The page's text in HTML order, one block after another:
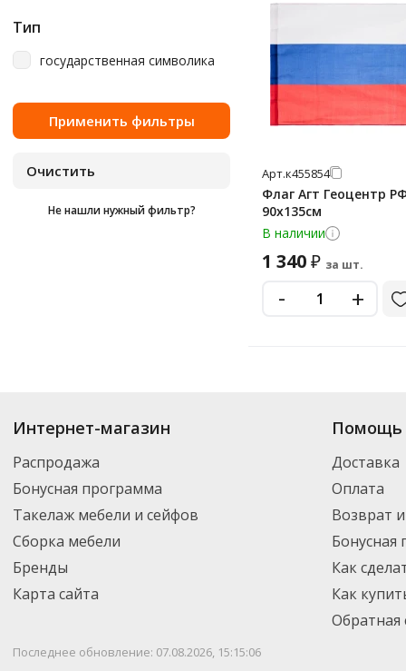
Тип
государственная символика
Не нашли нужный фильтр?
Арт.к455854
Флаг Агт Геоцентр
90х135см
В наличии
1 340₽ за шт.
- +
Купить
. В ассортименте
можете выбрать нужный товар и добавить его в корзину для
партнерской транспортной компанией DPD. Для постоянных
Интернет-магазин
Распродажа
Бонусная программа
Такелаж мебели и сейфов
Сборка мебели
Бренды
Карта сайта
Помощь
Доставка
Оплата
Возврат
Бонусная
Как
Как
Обратная
Последнее обновление: 07.08.2026, 15:15:06